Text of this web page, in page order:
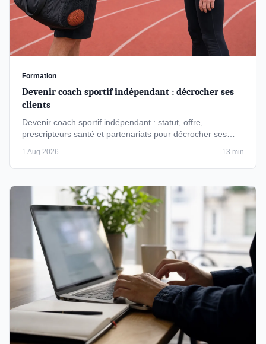
Formation
Devenir coach sportif indépendant : décrocher ses
clients
Devenir coach sportif indépendant : statut, offre,
prescripteurs santé et partenariats pour décrocher ses
1 Aug 2026 13 min